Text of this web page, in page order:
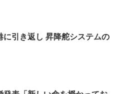
引き返し 昇降舵システムの